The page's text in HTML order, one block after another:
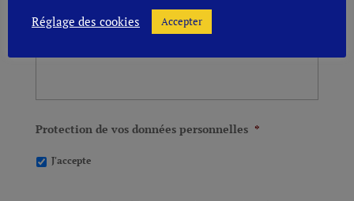
Protection de vos données personnelles *
J'accepte
Réglage des cookies
Accepter